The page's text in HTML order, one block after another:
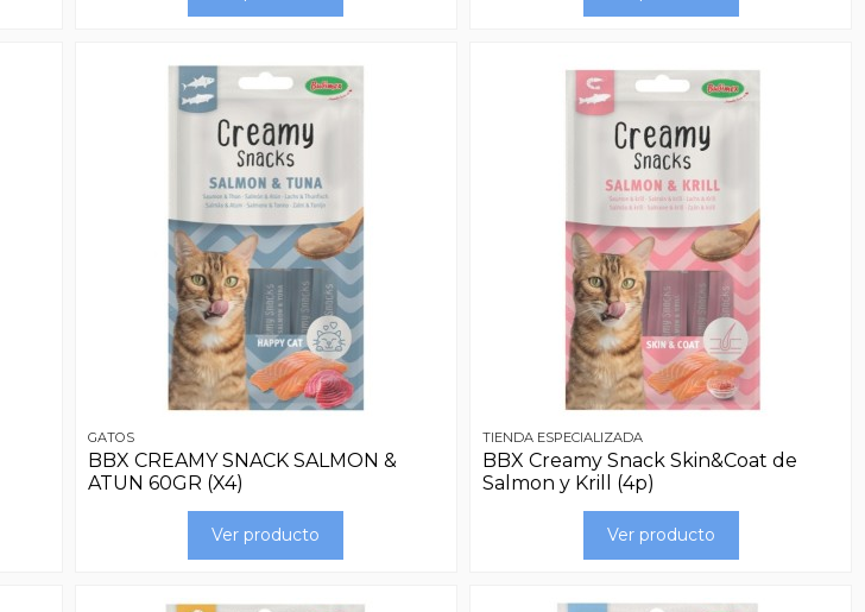
GATOS
BBX CREAMY SNACK SALMON &
ATUN 60GR (X4)
Ver producto
TIENDA ESPECIALIZADA
BBX Creamy Snack Skin&Coat de
Salmon y Krill (4p)
Ver producto